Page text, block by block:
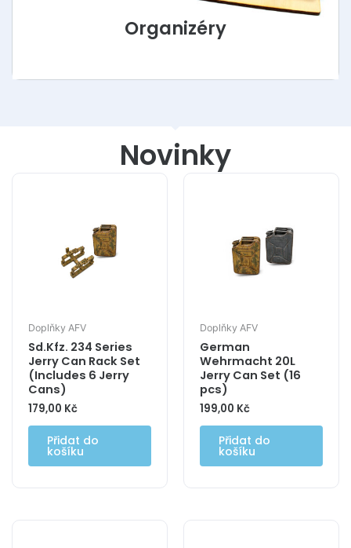
Organizéry
Novinky
Doplňky AFV
Sd.Kfz. 234 Series
Jerry Can Rack Set
(Includes 6 Jerry
Cans)
179,00 Kč
Přidat do
košíku
Doplňky AFV
German
Wehrmacht 20L
Jerry Can Set (16
pcs)
199,00 Kč
Přidat do
košíku